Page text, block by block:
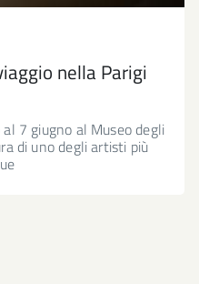
nella Parigi
7 giugno al Museo degli
di uno degli artisti più